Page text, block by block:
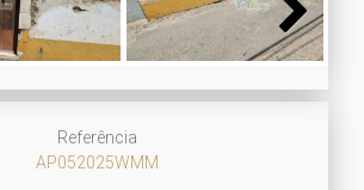
Next
Referência
AP052025WMM